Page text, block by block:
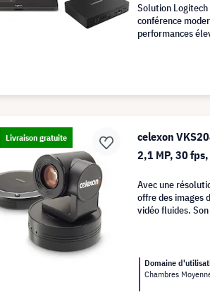
Solution
conférence
performances
Livraison gratuite
celexon
2,1 MP, 30
Avec une
offre des images
vidéo fluides.
Domaine
Chambres